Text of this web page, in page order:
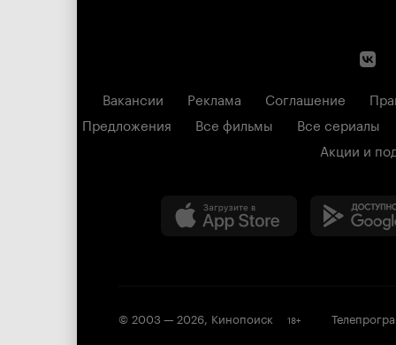
Вакансии Реклама Соглашение
Предложения
Все фильмы
Все сериалы
Акции и
© 2003 — 2026, Кинопоиск 18+